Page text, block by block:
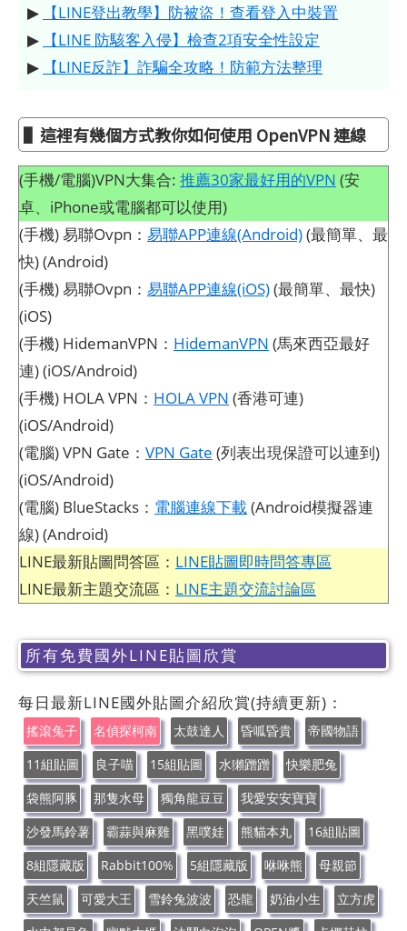
▶
【LINE登出教學】防被盜！查看登入中裝置
▶
【LINE 防駭客入侵】檢查2項安全性設定
▶
【LINE反詐】詐騙全攻略！防範方法整理
▌這裡有幾個方式教你如何使用 OpenVPN 連線
(手機/電腦)VPN大集合: 推薦30家最好用的VPN (安
卓、iPhone或電腦都可以使用)
(手機) 易聯Ovpn： 易聯APP連線(Android)(最簡單、最
快) (Android)
(手機) 易聯Ovpn： 易聯APP連線(iOS)(最簡單、最快)
(iOS)
(手機) HidemanVPN： HidemanVPN (馬來西亞最好
連) (iOS/Android)
(手機) HOLA VPN： HOLA VPN (香港可連)
(iOS/Android)
(電腦) VPN Gate： VPN Gate (列表出現保證可以連到)
(iOS/Android)
(電腦) BlueStacks： 電腦連線下載(Android模擬器連
線) (Android)
LINE最新貼圖問答區： LINE貼圖即時問答專區
LINE最新主題交流區： LINE主題交流討論區
所有免費國外LINE貼圖欣賞
每日最新LINE國外貼圖介紹欣賞(持續更新)：
搖滾兔子 名偵探柯南 太鼓達人 昏呱昏貴
帝國物語
11組貼圖
良子喵 15組貼圖 水獺蹭蹭
快樂肥兔
袋熊阿豚
那隻水母 獨角龍豆豆
我愛安安寶寶
沙發馬鈴薯
霸蒜與麻雞 黑噗娃 熊貓本丸
16組貼圖
8組隱藏版
Rabbit100% 5組隱藏版 咻咻熊
母親節
天竺鼠
可愛大王 雪鈴兔波波 恐龍 奶油小生
立方虎